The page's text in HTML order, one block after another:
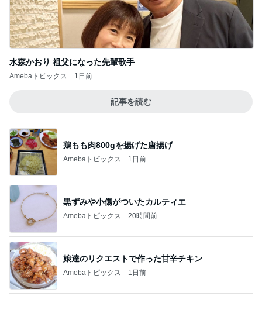
水森かおり 祖父になった先輩歌手
Amebaトピックス 1日前
記事を読む
Amebaトピックス 1日前
黒ずみや小傷がついたカルティエ
Amebaトピックス 20時間前
娘達のリクエストで作った甘辛チキン
Amebaトピックス 1日前
大満足の夏のBBQとビア缶チキン
Amebaトピックス 15時間前